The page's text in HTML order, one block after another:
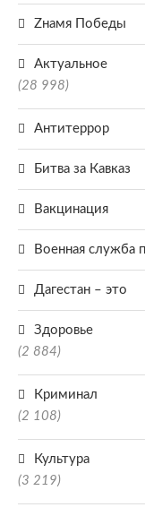
Zнамя Победы
Актуальное
(28 998)
Антитеррор
Битва за Кавказ
Вакцинация
Военная служба
Дагестан – это
Здоровье
(2 884)
Криминал
(2 108)
Культура
(3 219)